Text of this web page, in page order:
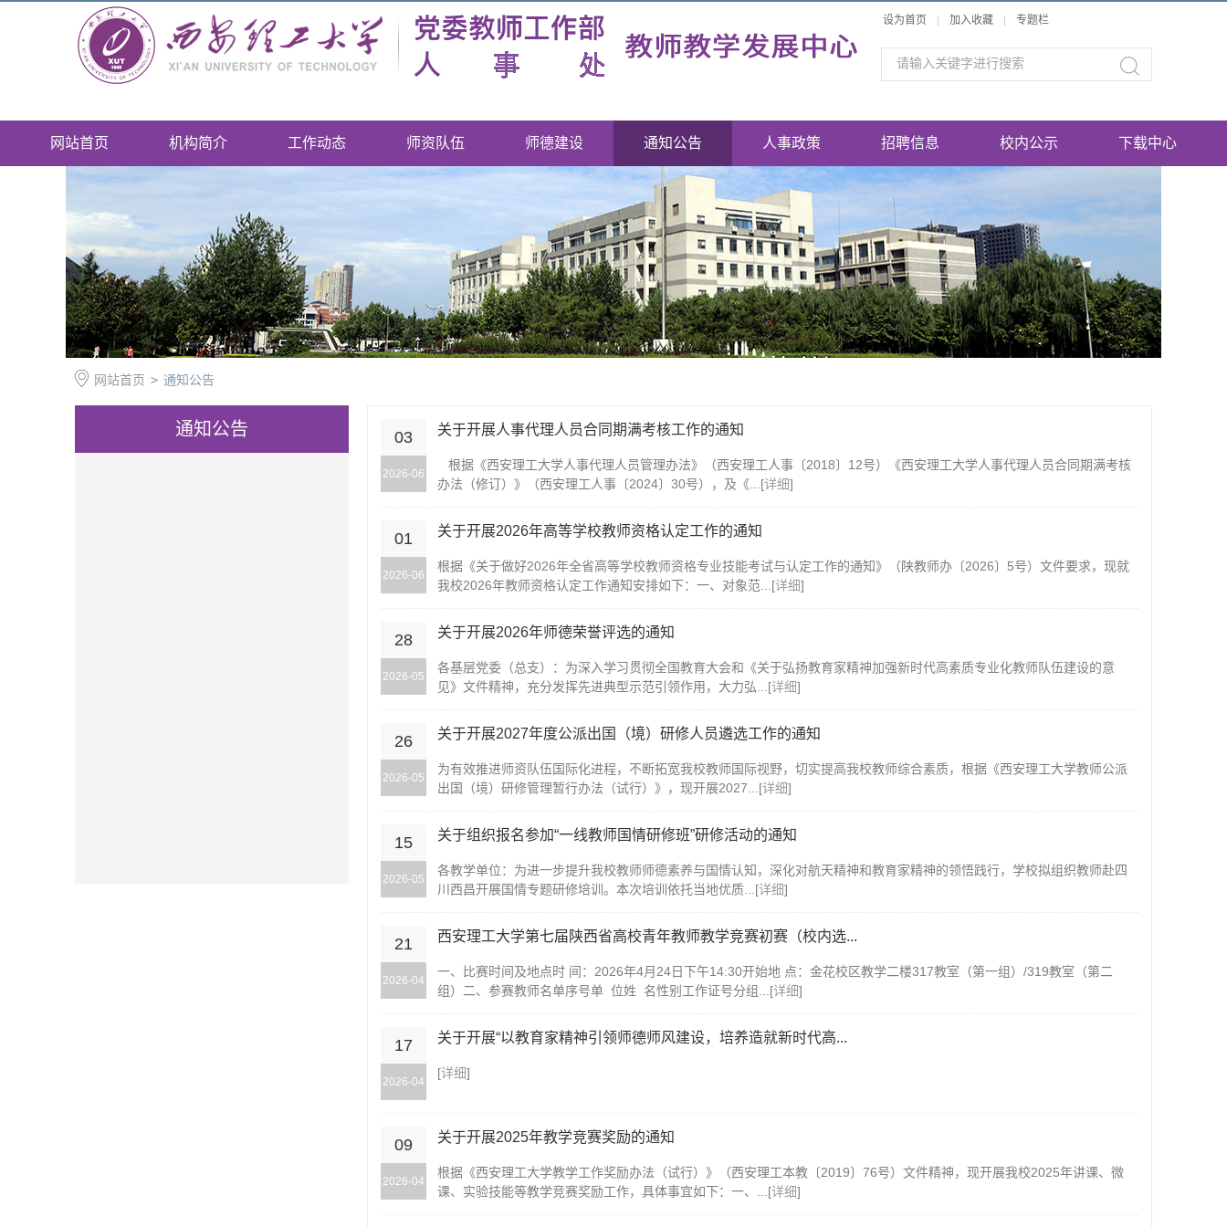
设为首页 加入收藏 专题栏
网站首页 机构简介 工作动态 师资队伍 师德建设 通知公告 人事政策 招聘信息 校内公示 下载中心
网站首页 > 通知公告
通知公告 03
2026-06
关于开展人事代理人员合同期满考核工作的通知
根据《西安理工大学人事代理人员管理办法》（西安理工人事〔2018〕12号）《西安理工大学人事代理人员合同期满考核
办法（修订）》（西安理工人事〔2024〕30号），及《...[详细]
01
2026-06
关于开展2026年高等学校教师资格认定工作的通知
根据《关于做好2026年全省高等学校教师资格专业技能考试与认定工作的通知》（陕教师办〔2026〕5号）文件要求，现就
我校2026年教师资格认定工作通知安排如下：一、对象范...[详细]
28
2026-05
关于开展2026年师德荣誉评选的通知
各基层党委（总支）：为深入学习贯彻全国教育大会和《关于弘扬教育家精神加强新时代高素质专业化教师队伍建设的意
见》文件精神，充分发挥先进典型示范引领作用，大力弘...[详细]
26
2026-05
关于开展2027年度公派出国（境）研修人员遴选工作的通知
为有效推进师资队伍国际化进程，不断拓宽我校教师国际视野，切实提高我校教师综合素质，根据《西安理工大学教师公派
出国（境）研修管理暂行办法（试行）》，现开展2027...[详细]
15
2026-05
关于组织报名参加“一线教师国情研修班”研修活动的通知
各教学单位：为进一步提升我校教师师德素养与国情认知，深化对航天精神和教育家精神的领悟践行，学校拟组织教师赴四
川西昌开展国情专题研修培训。本次培训依托当地优质...[详细]
21
2026-04
西安理工大学第七届陕西省高校青年教师教学竞赛初赛（校内选...
一、比赛时间及地点时 间：2026年4月24日下午14:30开始地 点：金花校区教学二楼317教室（第一组）/319教室（第二
组）二、参赛教师名单序号单 位姓 名性别工作证号分组...[详细]
17
2026-04
关于开展“以教育家精神引领师德师风建设，培养造就新时代高...
[详细]
09
2026-04
关于开展2025年教学竞赛奖励的通知
根据《西安理工大学教学工作奖励办法（试行）》（西安理工本教〔2019〕76号）文件精神，现开展我校2025年讲课、微
课、实验技能等教学竞赛奖励工作，具体事宜如下：一、...[详细]